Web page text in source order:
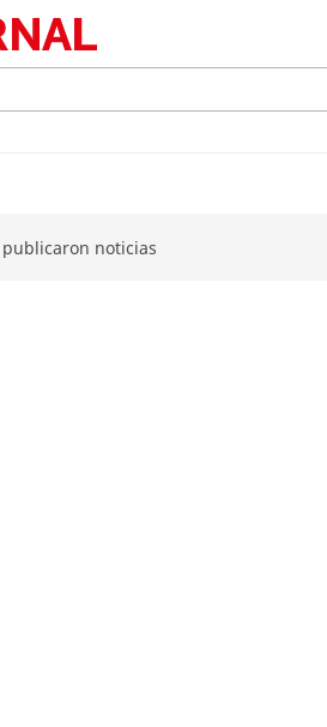
publicaron noticias